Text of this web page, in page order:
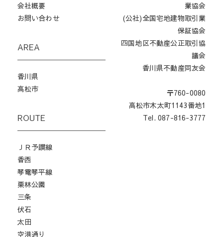
会社概要
お問い合わせ
AREA
香川県
高松市
ROUTE
ＪＲ予讃線
香西
琴電琴平線
栗林公園
三条
伏石
太田
空港通り
業協会
(公社)全国宅地建物取引業
保証協会
四国地区不動産公正取引協
議会
香川県不動産同友会
〒760-0080
高松市木太町1143番地1
Tel. 087-816-3777